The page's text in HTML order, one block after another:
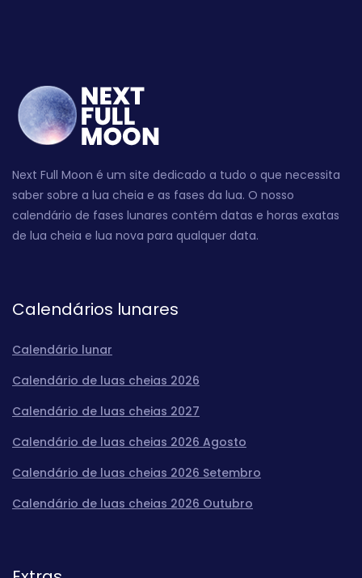
Next Full Moon é um site dedicado a tudo o que necessita
saber sobre a lua cheia e as fases da lua. O nosso
calendário de fases lunares contém datas e horas exatas
de lua cheia e lua nova para qualquer data.
Calendários lunares
Calendário lunar
Calendário de luas cheias 2026
Calendário de luas cheias 2027
Calendário de luas cheias 2026 Agosto
Calendário de luas cheias 2026 Setembro
Calendário de luas cheias 2026 Outubro